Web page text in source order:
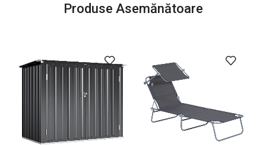
Produse Asemănătoare